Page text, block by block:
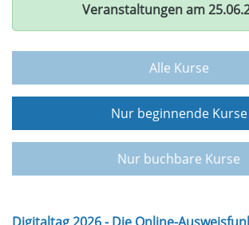
Veranstaltungen am
Alle Kurse
Nur beginnende Kurse
Nur buchbare Kurse